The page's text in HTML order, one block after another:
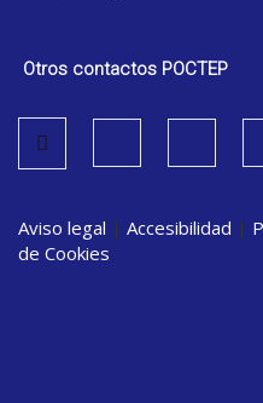
Otros contactos POCTEP
Aviso legal | Accesibilidad |
de Cookies